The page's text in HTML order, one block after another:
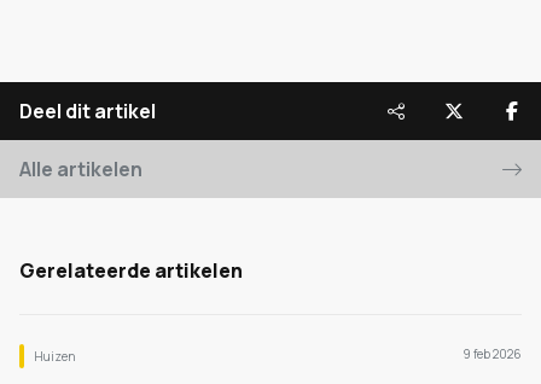
Deel dit artikel
Alle artikelen
Gerelateerde artikelen
Huizen 9 feb 2026